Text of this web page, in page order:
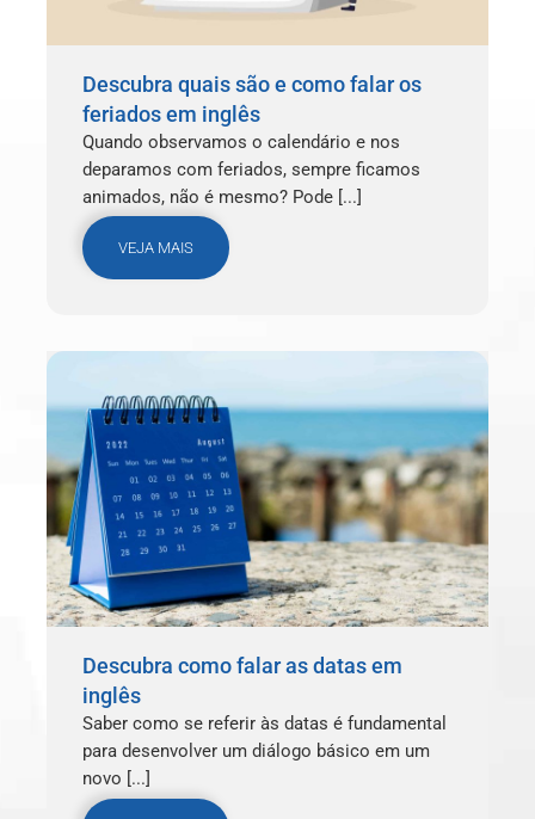
Descubra quais são e como falar os
feriados em inglês
Quando observamos o calendário e nos
deparamos com feriados, sempre ficamos
animados, não é mesmo? Pode [...]
VEJA MAIS
Descubra como falar as datas em
inglês
Saber como se referir às datas é fundamental
para desenvolver um diálogo básico em um
novo [...]